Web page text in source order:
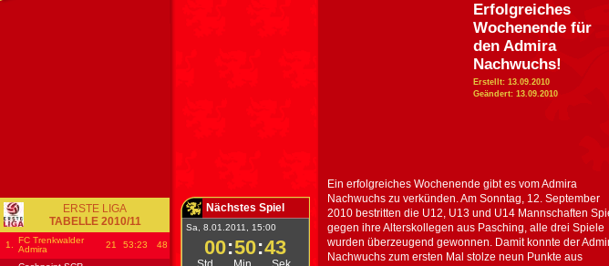
Erfolgreiches
Wochenende für
den Admira
Nachwuchs!
Erstellt: 13.09.2010
Geändert: 13.09.2010
Ein erfolgreiches Wochenende gibt es vom Admira
Nachwuchs zu verkünden. Am Sonntag, 12. September
2010 bestritten die U12, U13 und U14 Mannschaften
gegen ihre Alterskollegen aus Pasching, alle drei Spiele
wurden überzeugend gewonnen. Damit konnte der
Nachwuchs zum ersten Mal stolze neun Punkte aus
ERSTE LIGA
TABELLE 2010/11
1.
FC Trenkwalder
Admira
21 53:23 48
Nächstes Spiel
Sa, 8.01.2011, 15:00
00:50:42